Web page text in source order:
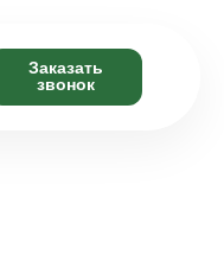
Заказать
звонок